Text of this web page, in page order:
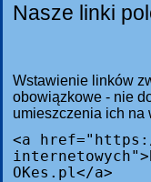
Nasze linki
Wstawienie linków
obowiązkowe - nie
umieszczenia ich na
<a
OKes.pl</a>